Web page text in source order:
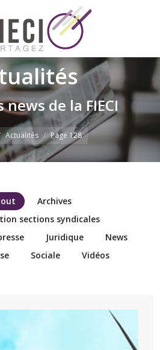
de la FIECI
Vous êtes ici
Actualités Page 128
Archives
sections syndicales
Juridique
News
Sociale Vidéos